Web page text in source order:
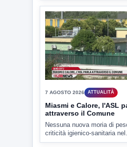
7 AGOSTO 2026 ATTUALITÀ
Miasmi e Calore, l'ASL
attraverso il Comune
Nessuna nuova moria di
criticità igienico-sanitaria